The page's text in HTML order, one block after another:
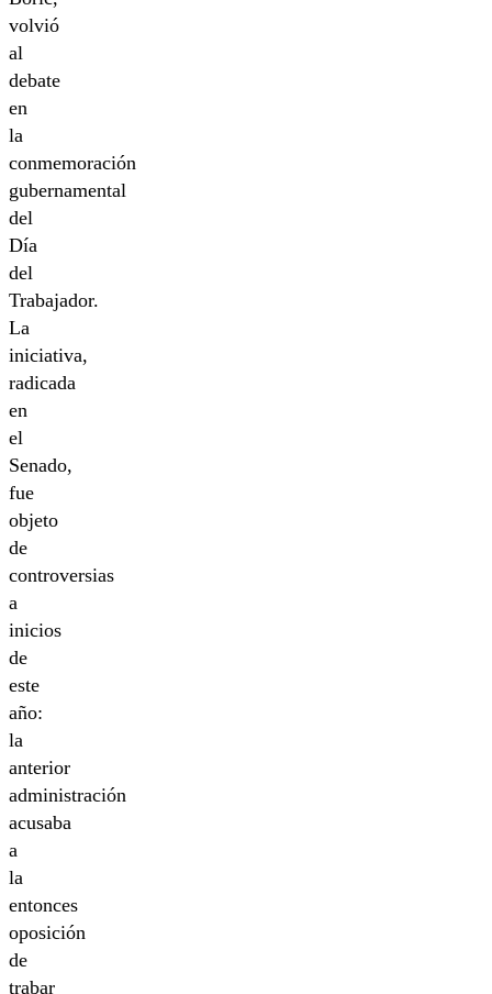
volvió
al
debate
en
la
conmemoración
gubernamental
del
Día
del
Trabajador.
La
iniciativa,
radicada
en
el
Senado,
fue
objeto
de
controversias
a
inicios
de
este
año:
la
anterior
administración
acusaba
a
la
entonces
oposición
de
trabar